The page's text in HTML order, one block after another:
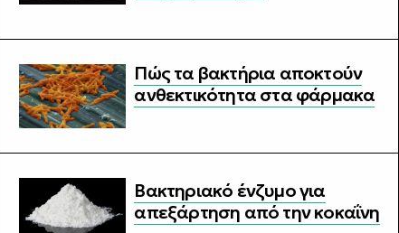
Πώς τα βακτήρια αποκτούν
ανθεκτικότητα στα φάρμακα
Βακτηριακό ένζυμο για
απεξάρτηση από την κοκαΐνη